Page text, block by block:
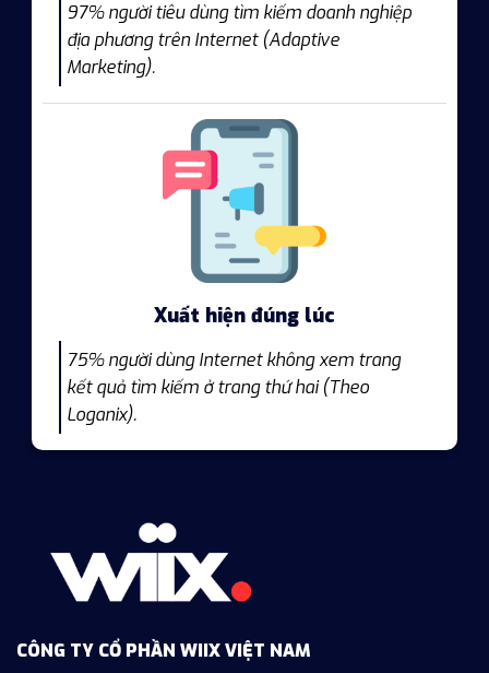
97% người tiêu dùng tìm kiếm doanh nghiệp
địa phương trên Internet (Adaptive
Marketing).
Xuất hiện đúng lúc
75% người dùng Internet không xem trang
kết quả tìm kiếm ở trang thứ hai (Theo
Loganix).
CÔNG TY CỔ PHẦN WIIX VIỆT NAM